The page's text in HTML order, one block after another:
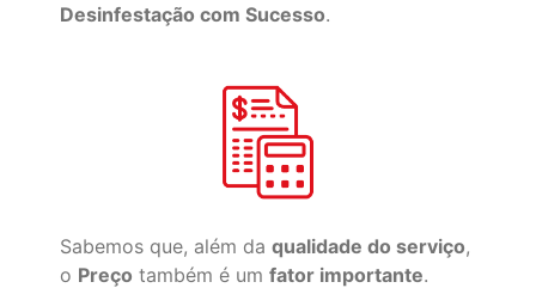
Desinfestação com Sucesso.
Sabemos que, além da qualidade do serviço,
o Preço também é um fator importante.